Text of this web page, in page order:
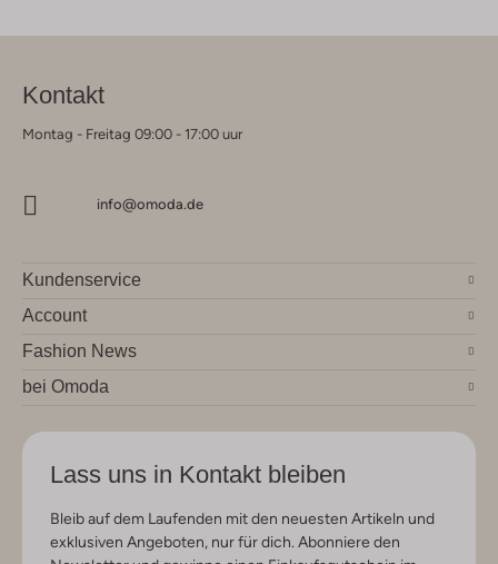
Kontakt
Montag - Freitag 09:00 - 17:00 uur
info@omoda.de
Kundenservice
Account
Fashion News
bei Omoda
Lass uns in Kontakt bleiben
Bleib auf dem Laufenden mit den neuesten Artikeln und
exklusiven Angeboten, nur für dich. Abonniere den